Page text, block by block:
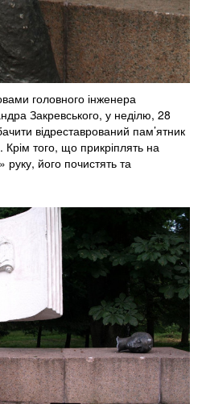
головного інженера
Закревського, у неділю, 28
відреставрований пам’ятник
Крім того, що прикріплять на
руку, його почистять та